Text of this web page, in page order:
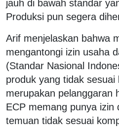
jauh di bawah standar
Produksi pun segera
Arif menjelaskan bahwa
mengantongi izin usaha
(Standar Nasional
produk yang tidak sesuai
merupakan pelanggaran
ECP memang punya izin
temuan tidak sesuai